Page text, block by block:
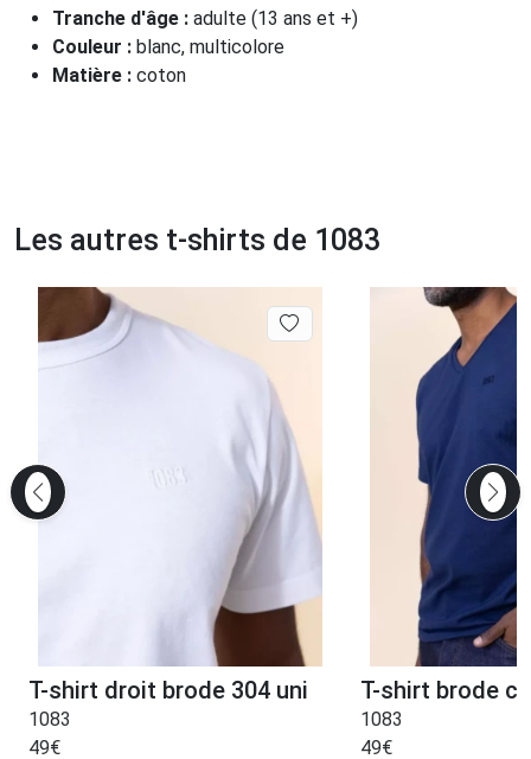
Tranche d'âge : adulte (13 ans et +)
Couleur : blanc, multicolore
Matière : coton
Les autres t-shirts de 1083
T-shirt droit brode 304 uni
1083
49€
T-shirt brode
1083
49€